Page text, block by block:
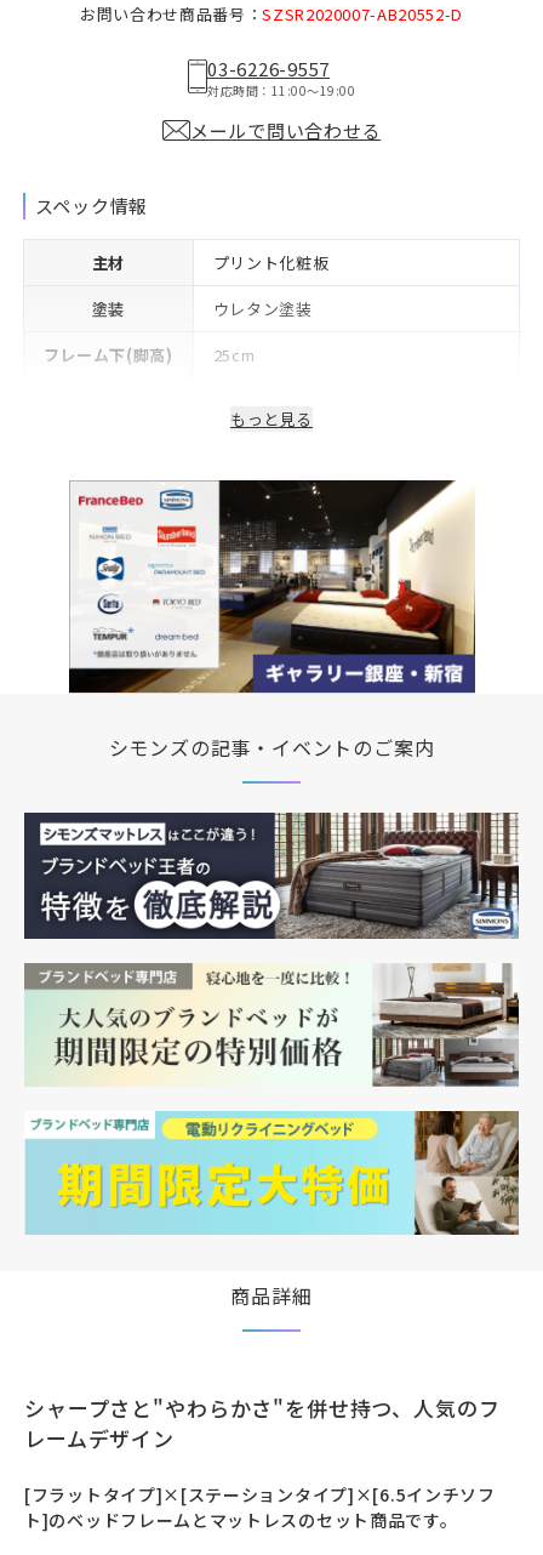
お問い合わせ商品番号：SZSR2020007-AB20552-D
03-6226-9557
対応時間：11:00〜19:00
メールで問い合わせる
スペック情報
主材
プリント化粧板
塗装
ウレタン塗装
フレーム下(脚高)
25cm
コンセント付き
もっと見る
シモンズの記事・イベントのご案内
商品詳細
シャープさと"やわらかさ"を併せ持つ、人気のフ
レームデザイン
[フラットタイプ]×[ステーションタイプ]×[6.5インチソフ
ト]のベッドフレームとマットレスのセット商品です。